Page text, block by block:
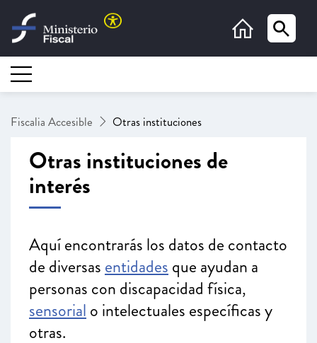
Saltar al contenido principal
Otras instituciones -
Fiscalia Accesible Otras instituciones
Otras instituciones de
interés
Aquí encontrarás los datos de contacto
de diversas entidades que ayudan a
personas con discapacidad física,
sensorial o intelectuales específicas y
otras.